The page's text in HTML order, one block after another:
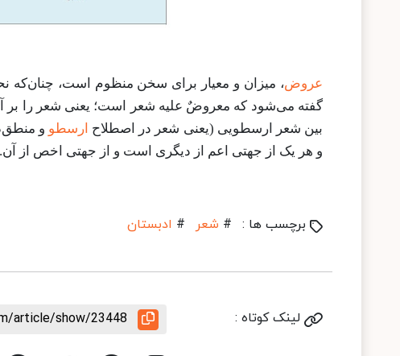
عروض، میزان و معیار برای سخن منظوم است، چنان‌که
گفته می‌شود که معروضٌ علیه شعر است؛ یعنی شعر را بر
بین شعر ارسطویی (یعنی شعر در اصطلاح ارسطو و
و هر یک از جهتی اعم از دیگری است و از جهتی اخص از آن.
برچسب ها : # شعر # ادبستان
لینک کوتاه : article/show/23448